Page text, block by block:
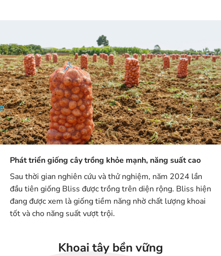
Phát triển giống cây trồng khỏe mạnh, năng suất cao
Sau thời gian nghiên cứu và thử nghiệm, năm 2024 lần
đầu tiên giống Bliss được trồng trên diện rộng. Bliss hiện
đang được xem là giống tiềm năng nhờ chất lượng khoai
tốt và cho năng suất vượt trội.
Khoai tây bền vững